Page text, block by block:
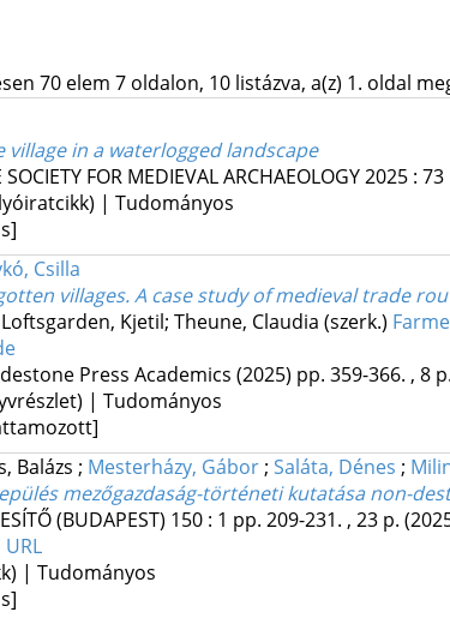
70 elem 7 oldalon, 10 listázva, a(z) 1. oldal
village in a waterlogged landscape
FOR MEDIEVAL ARCHAEOLOGY2025: 73
| Tudományos
Csilla
villages. A case study of medieval trade
Kjetil; Theune, Claudia (szerk.)
Press Academics (2025) pp. 359-366. , 8 p.
| Tudományos
Balázs ; Mesterházy, Gábor; Saláta, Dénes ;
mezőgazdaság-történeti kutatása non-
(BUDAPEST) 150: 1 pp. 209-231. , 23 p.
URL
| Tudományos